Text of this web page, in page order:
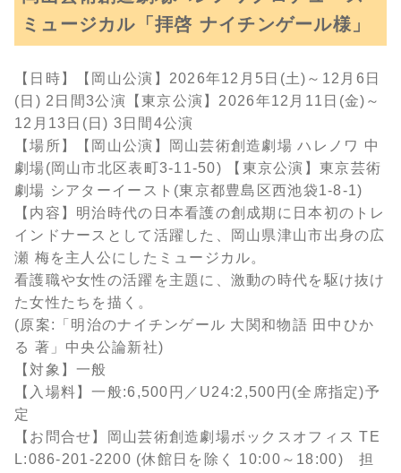
ミュージカル「拝啓 ナイチンゲール様」
【日時】【岡山公演】2026年12月5日(土)～12月6日
(日) 2日間3公演【東京公演】2026年12月11日(金)～
12月13日(日) 3日間4公演
【場所】【岡山公演】岡山芸術創造劇場 ハレノワ 中
劇場(岡山市北区表町3-11-50) 【東京公演】東京芸術
劇場 シアターイースト(東京都豊島区西池袋1-8-1)
【内容】明治時代の日本看護の創成期に日本初のトレ
インドナースとして活躍した、岡山県津山市出身の広
瀬 梅を主人公にしたミュージカル。
看護職や女性の活躍を主題に、激動の時代を駆け抜け
た女性たちを描く。
(原案:「明治のナイチンゲール 大関和物語 田中ひか
る 著」中央公論新社)
【対象】一般
【入場料】一般:6,500円／U24:2,500円(全席指定)予
定
【お問合せ】岡山芸術創造劇場ボックスオフィス TE
L:086-201-2200 (休館日を除く 10:00～18:00) 担